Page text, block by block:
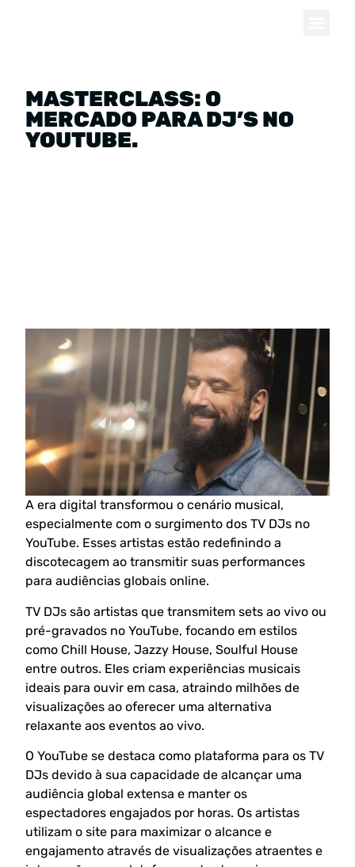
MASTERCLASS: O
MERCADO PARA DJ’S NO
YOUTUBE.
A era digital transformou o cenário musical,
especialmente com o surgimento dos TV DJs no
YouTube. Esses artistas estão redefinindo a
discotecagem ao transmitir suas performances
para audiências globais online.
TV DJs são artistas que transmitem sets ao vivo ou
pré-gravados no YouTube, focando em estilos
como Chill House, Jazzy House, Soulful House
entre outros. Eles criam experiências musicais
ideais para ouvir em casa, atraindo milhões de
visualizações ao oferecer uma alternativa
relaxante aos eventos ao vivo.
O YouTube se destaca como plataforma para os TV
DJs devido à sua capacidade de alcançar uma
audiência global extensa e manter os
espectadores engajados por horas. Os artistas
utilizam o site para maximizar o alcance e
engajamento através de visualizações atraentes e